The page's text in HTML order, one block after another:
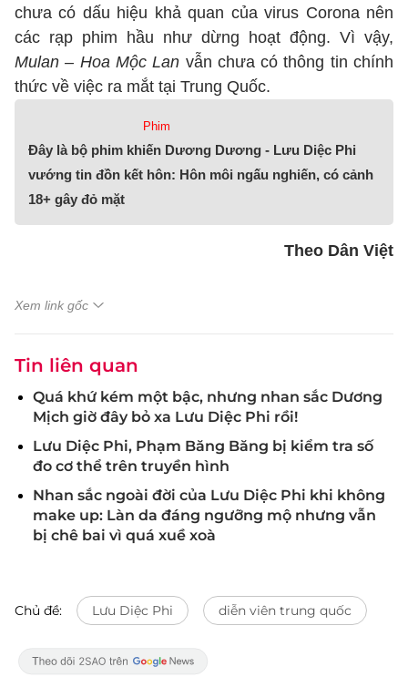
chưa có dấu hiệu khả quan của virus Corona nên
các rạp phim hầu như dừng hoạt động. Vì vậy,
Mulan – Hoa Mộc Lan vẫn chưa có thông tin chính
thức về việc ra mắt tại Trung Quốc.
Phim
Đây là bộ phim khiến Dương Dương - Lưu Diệc Phi
vướng tin đồn kết hôn: Hôn môi ngấu nghiến, có cảnh
18+ gây đỏ mặt
Theo Dân Việt
Xem link gốc
Tin liên quan
Quá khứ kém một bậc, nhưng nhan sắc Dương
Mịch giờ đây bỏ xa Lưu Diệc Phi rồi!
Lưu Diệc Phi, Phạm Băng Băng bị kiểm tra số
đo cơ thể trên truyền hình
Nhan sắc ngoài đời của Lưu Diệc Phi khi không
make up: Làn da đáng ngưỡng mộ nhưng vẫn
bị chê bai vì quá xuề xoà
Chủ đề: Lưu Diệc Phi diễn viên trung quốc